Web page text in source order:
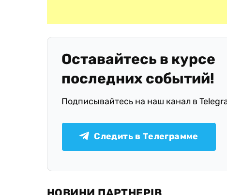
Оставайтесь в курсе
последних событий!
Подписывайтесь на наш канал в
Следить в Телеграмме